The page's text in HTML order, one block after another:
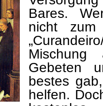
Bares.
nicht zum
Mischung
Gebeten
bestes
helfen.